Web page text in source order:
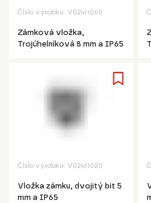
Číslo výrobku: V02411060
Zámková vložka,
Trojúhelníková 8 mm a IP65
Číslo výrobku: V02411020
Vložka zámku, dvojitý bit 5
mm a IP65